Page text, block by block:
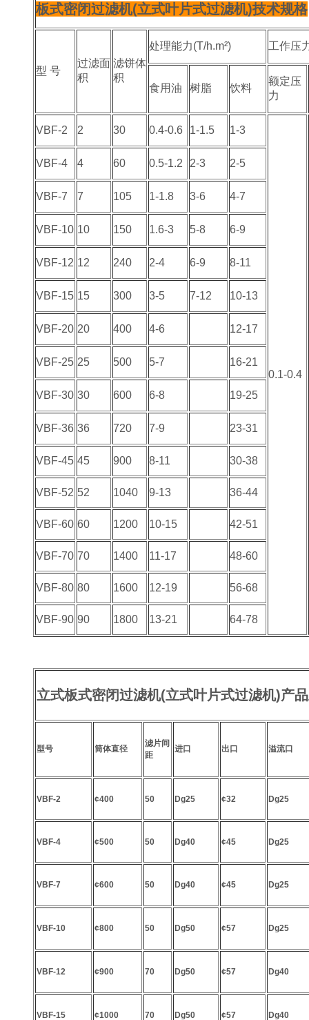
板式密闭过滤机(立式叶片式过滤机)技术规格
型 号
过滤面
积
滤饼体
积
处理能力(T/h.m²) 工作压
食用油 树脂 饮料
额定压
力
VBF-2 2 30 0.4-0.6 1-1.5 1-3
0.1-0.4
VBF-4 4 60 0.5-1.2 2-3 2-5
VBF-7 7 105 1-1.8 3-6 4-7
VBF-10 10 150 1.6-3 5-8 6-9
VBF-12 12 240 2-4 6-9 8-11
VBF-15 15 300 3-5 7-12 10-13
VBF-20 20 400 4-6 12-17
VBF-25 25 500 5-7 16-21
VBF-30 30 600 6-8 19-25
VBF-36 36 720 7-9 23-31
VBF-45 45 900 8-11 30-38
VBF-52 52 1040 9-13 36-44
VBF-60 60 1200 10-15 42-51
VBF-70 70 1400 11-17 48-60
VBF-80 80 1600 12-19 56-68
VBF-90 90 1800 13-21 64-78
立式板式密闭过滤机(立式叶片式过滤机)产
型号 筒体直径
滤片间
距
进口 出口 溢流口
VBF-2 ¢400 50 Dg25 ¢32 Dg25
VBF-4 ¢500 50 Dg40 ¢45 Dg25
VBF-7 ¢600 50 Dg40 ¢45 Dg25
VBF-10 ¢800 50 Dg50 ¢57 Dg25
VBF-12 ¢900 70 Dg50 ¢57 Dg40
VBF-15 ¢1000 70 Dg50 ¢57 Dg40